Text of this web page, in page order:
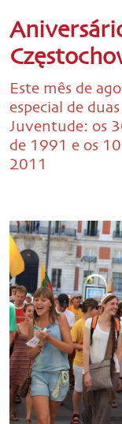
Este mês de
especial de
Juventude: os
de 1991 e os
2011